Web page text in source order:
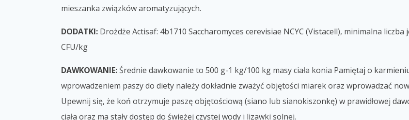
mieszanka związków aromatyzujących.
DODATKI: Drożdże Actisaf: 4b1710 Saccharomyces cerevisiae NCYC (Vistacell), minimalna
CFU/kg
DAWKOWANIE: Średnie dawkowanie to 500 g-1 kg/100 kg masy ciała konia Pamiętaj o
wprowadzeniem paszy do diety należy dokładnie zważyć objętości miarek oraz wprowadzać
Upewnij się, że koń otrzymuje paszę objętościową (siano lub sianokiszonkę) w prawidłowej
ciała oraz ma stały dostęp do świeżej czystej wody i lizawki solnej.